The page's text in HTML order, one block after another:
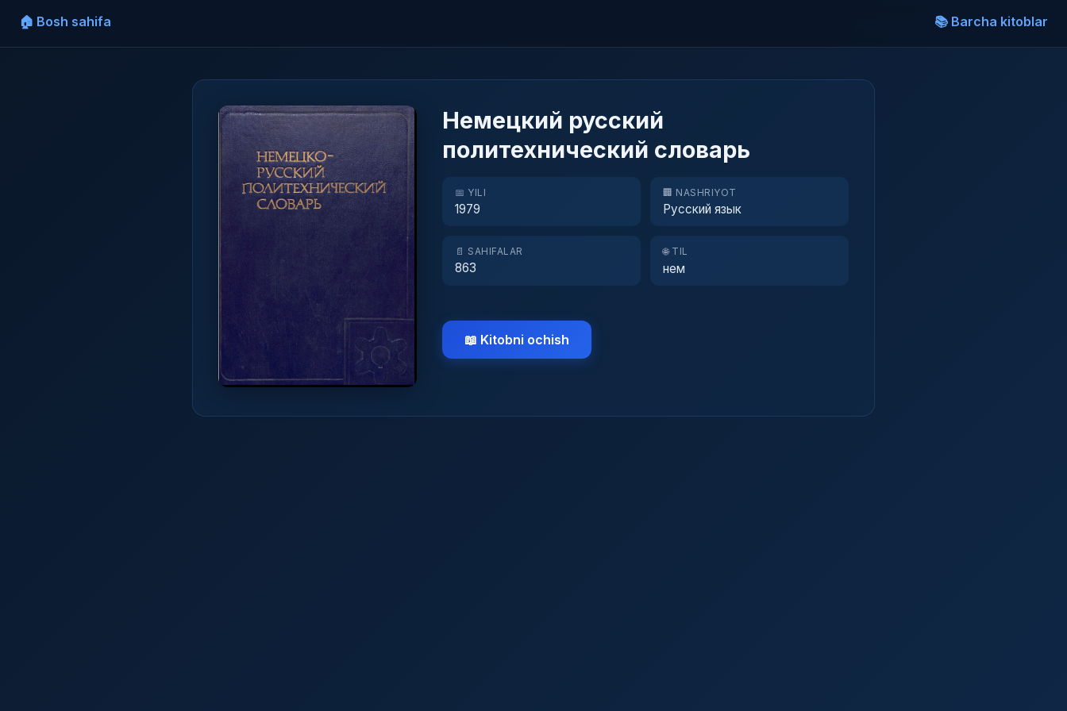
🏠 Bosh sahifa 📚 Barcha kitoblar
Немецкий русский
политехнический словарь
📅 YILI
1979
🏢 NASHRIYOT
Русский язык
📄 SAHIFALAR
863
🌐 TIL
нем
📖 Kitobni ochish